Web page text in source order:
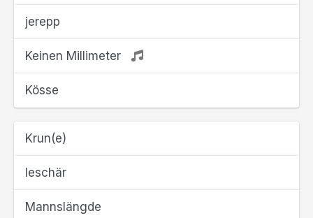
jerepp
Keinen Millimeter
Kösse
Krun(e)
leschär
Mannslängde